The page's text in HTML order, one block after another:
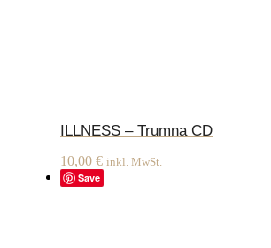
ILLNESS – Trumna CD
10,00 € inkl. MwSt.
Save